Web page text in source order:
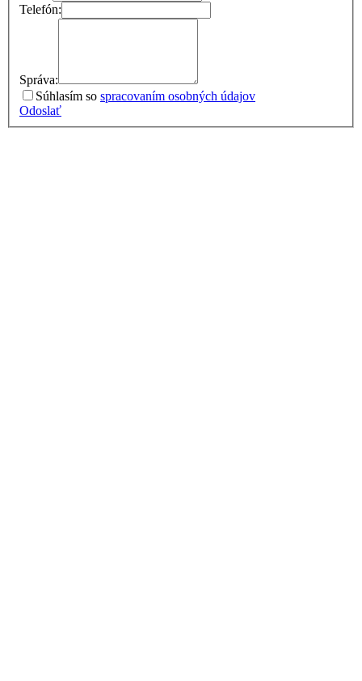
Telefón:
Správa:
Súhlasím so spracovaním osobných údajov
Odoslať